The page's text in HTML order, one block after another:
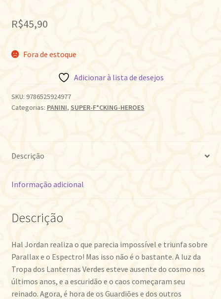
R$45,90
Fora de estoque
Adicionar à lista de desejos
SKU: 9786525924977
Categorias: PANINI, SUPER-F*CKING-HEROES
Descrição
Informação adicional
Descrição
Hal Jordan realiza o que parecia impossível e triunfa sobre
Parallax e o Espectro! Mas isso não é o bastante. A luz da
Tropa dos Lanternas Verdes esteve ausente do cosmo nos
últimos anos, e a escuridão e o caos começaram seu
reinado. Agora, é hora de os Guardiões e dos outros